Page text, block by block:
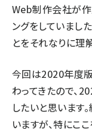
Web制作会社が
ングをしていまし
とをそれなりに理
今回は2020年度
わってきたので、
したいと思います
いますが、特にこ